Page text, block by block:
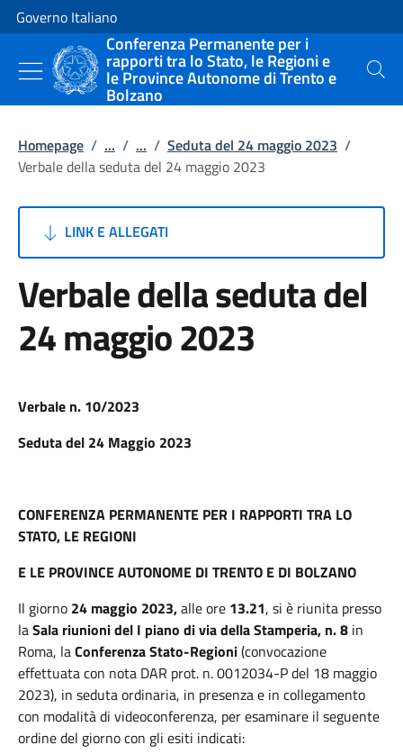
Vai al contenuto
Vai alla navigazione del sito
Governo Italiano
Conferenza Permanente per i
rapporti tra lo Stato, le Regioni e
le Province Autonome di Trento e
Bolzano
Cerca
Homepage / ... / ... / Seduta del 24 maggio 2023 /
Verbale della seduta del 24 maggio 2023
LINK E ALLEGATI
Verbale della seduta del
24 maggio 2023
Verbale n. 10/2023
Seduta del 24 Maggio 2023
CONFERENZA PERMANENTE PER I RAPPORTI TRA LO
STATO, LE REGIONI
E LE PROVINCE AUTONOME DI TRENTO E DI BOLZANO
Il giorno 24 maggio 2023,alle ore 13.21, si è riunita presso
laSala riunioni del I piano di via della Stamperia, n. 8 in
Roma, laConferenza Stato-Regioni(convocazione
effettuata con nota DAR prot. n. 0012034-P del 18 maggio
2023), in seduta ordinaria, in presenza e in collegamento
con modalità di videoconferenza, per esaminare il seguente
ordine del giorno con gli esiti indicati: